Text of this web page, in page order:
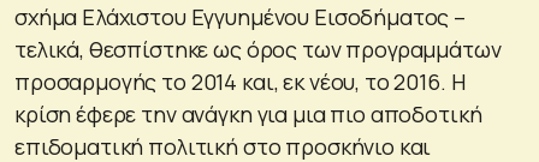
σχήμα Ελάχιστου Εγγυημένου Εισοδήματος –
τελικά, θεσπίστηκε ως όρος των προγραμμάτων
προσαρμογής το 2014 και, εκ νέου, το 2016. Η
κρίση έφερε την ανάγκη για μια πιο αποδοτική
επιδοματική πολιτική στο προσκήνιο και